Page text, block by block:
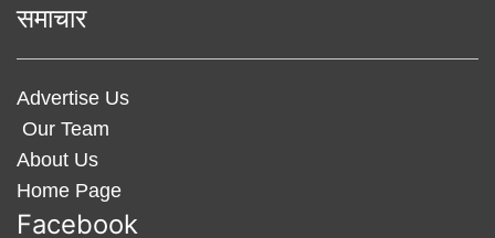
समाचार
Advertise Us
Our Team
About Us
Home Page
Facebook